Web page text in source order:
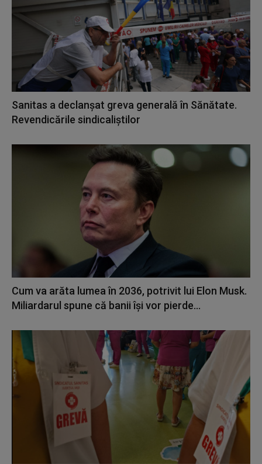
Sanitas a declanșat greva generală în Sănătate.
Revendicările sindicaliștilor
Cum va arăta lumea în 2036, potrivit lui Elon Musk.
Miliardarul spune că banii își vor pierde...